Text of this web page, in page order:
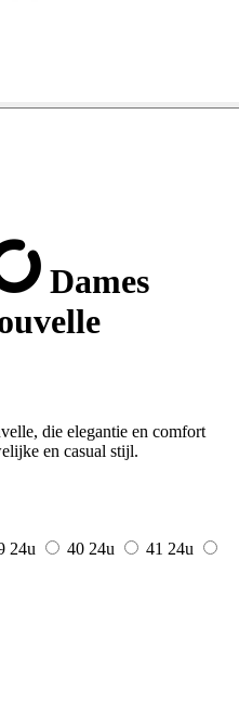
Dames
die elegantie en comfort
en casual stijl.
24u 40 24u 41 24u